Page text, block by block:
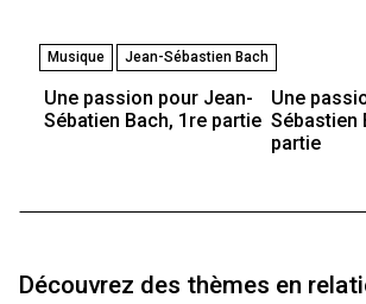
Musique Jean-Sébastien Bach
Une passion pour Jean-
Sébatien Bach, 1re partie
Une
Sébastien
partie
Découvrez des thèmes en